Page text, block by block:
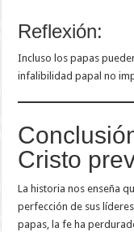
Reflexión:
Incluso los papas
infalibilidad papal no
Cristo
La historia nos enseña
perfección de sus
papas, la fe ha